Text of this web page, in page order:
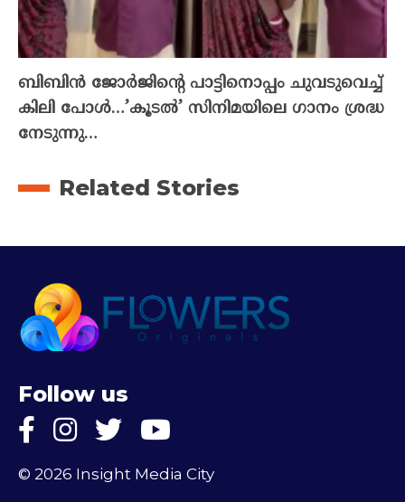
ബിബിൻ ജോർജിന്റെ പാട്ടിനൊപ്പം ചുവടുവെച്ച്
കിലി പോൾ…’കൂടൽ’ സിനിമയിലെ ഗാനം ശ്രദ്ധ
നേടുന്നു…
Related Stories
Follow us
© 2026 Insight Media City